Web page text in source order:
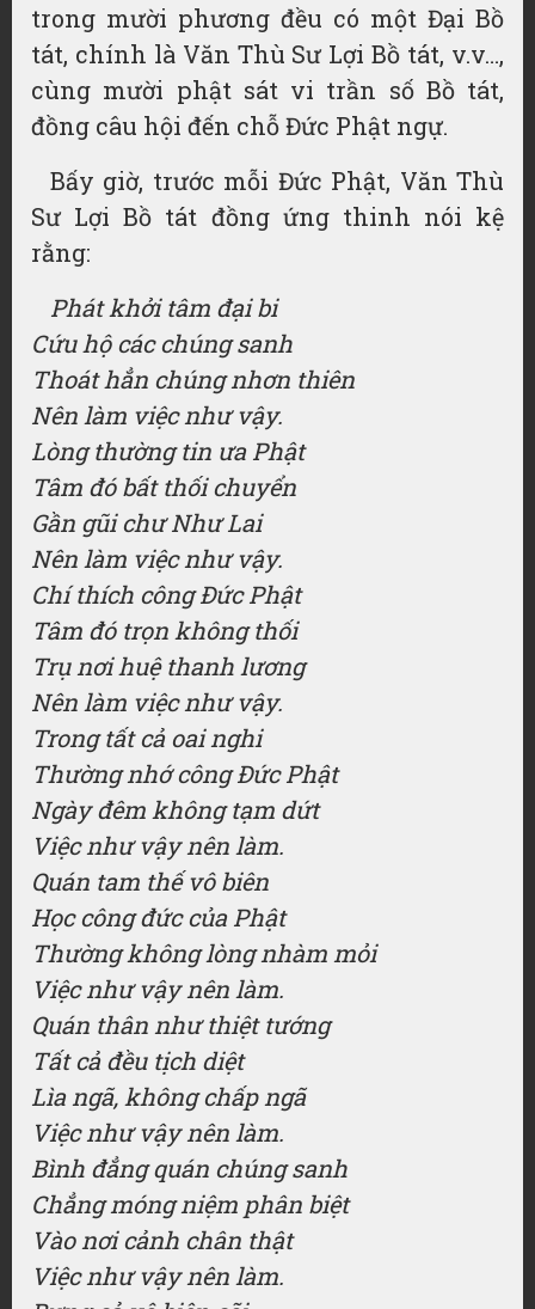
trong mười phương đều có một Đại Bồ
tát, chính là Văn Thù Sư Lợi Bồ tát, v.v…,
cùng mười phật sát vi trần số Bồ tát,
đồng câu hội đến chỗ Đức Phật ngự.
Bấy giờ, trước mỗi Đức Phật, Văn Thù
Sư Lợi Bồ tát đồng ứng thinh nói kệ
rằng:
Phát khởi tâm đại bi
Cứu hộ các chúng sanh
Thoát hẳn chúng nhơn thiên
Nên làm việc như vậy.
Lòng thường tin ưa Phật
Tâm đó bất thối chuyển
Gần gũi chư Như Lai
Nên làm việc như vậy.
Chí thích công Đức Phật
Tâm đó trọn không thối
Trụ nơi huệ thanh lương
Nên làm việc như vậy.
Trong tất cả oai nghi
Thường nhớ công Đức Phật
Ngày đêm không tạm dứt
Việc như vậy nên làm.
Quán tam thế vô biên
Học công đức của Phật
Thường không lòng nhàm mỏi
Việc như vậy nên làm.
Quán thân như thiệt tướng
Tất cả đều tịch diệt
Lìa ngã, không chấp ngã
Việc như vậy nên làm.
Bình đẳng quán chúng sanh
Chẳng móng niệm phân biệt
Vào nơi cảnh chân thật
Việc như vậy nên làm.